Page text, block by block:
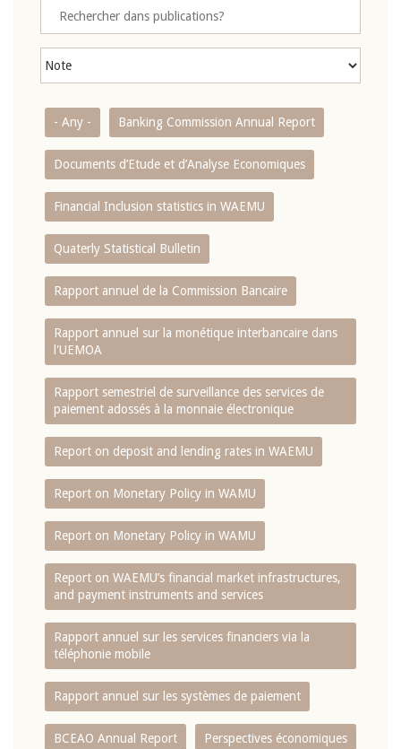
- Any - Banking Commission Annual Report
Documents d’Etude et d’Analyse Economiques
Financial Inclusion statistics in WAEMU
Quaterly Statistical Bulletin
Rapport annuel de la Commission Bancaire
Rapport annuel sur la monétique interbancaire dans
l'UEMOA
Rapport semestriel de surveillance des services de
paiement adossés à la monnaie électronique
Report on deposit and lending rates in WAEMU
Report on Monetary Policy in WAMU
Report on Monetary Policy in WAMU
Report on WAEMU’s financial market infrastructures,
and payment instruments and services
Rapport annuel sur les services financiers via la
téléphonie mobile
Rapport annuel sur les systèmes de paiement
BCEAO Annual Report Perspectives économiques